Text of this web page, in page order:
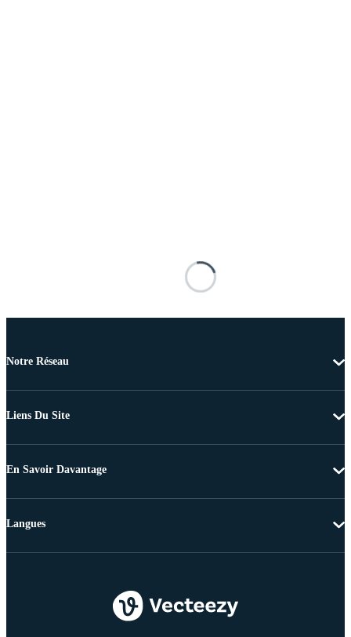
Notre Réseau
Liens Du Site
En Savoir Davantage
Langues